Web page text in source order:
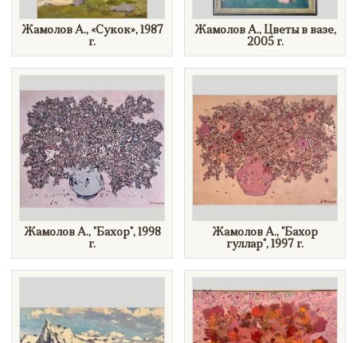
Жамолов А., «Сукок», 1987
г.
Жамолов А., Цветы в вазе,
2005 г.
Жамолов А., "Бахор", 1998
г.
Жамолов А., "Бахор
гуллар", 1997 г.